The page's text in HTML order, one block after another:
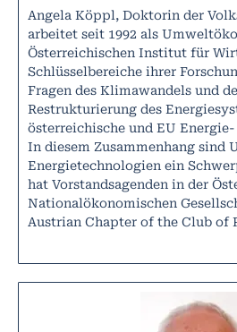
Angela Köppl, Doktorin der
arbeitet seit 1992 als
Österreichischen Institut für
Schlüsselbereiche ihrer
Fragen des Klimawandels und
Restrukturierung des
österreichische und EU
In diesem Zusammenhang sind
Energietechnologien ein
hat Vorstandsagenden in der
Nationalökonomischen
Austrian Chapter of the Club of